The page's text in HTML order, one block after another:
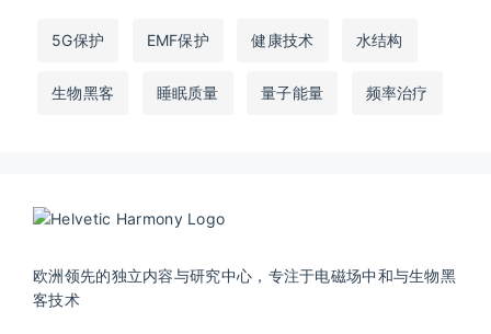
5G保护 EMF保护 健康技术 水结构
生物黑客 睡眠质量 量子能量 频率治疗
欧洲领先的独立内容与研究中心，专注于电磁场中和与生物黑
客技术